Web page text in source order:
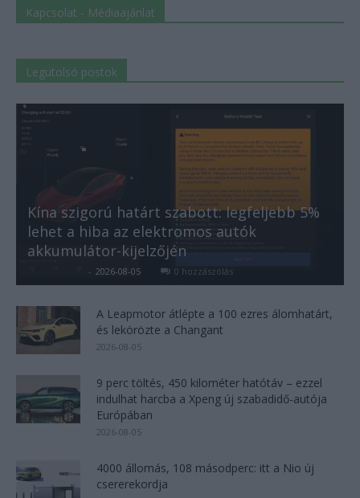
Kapcsolat - Médiaajánlat
Legutolsó postok
Kína szigorú határt szabott: legfeljebb 5%
lehet a hiba az elektromos autók
akkumulátor-kijelzőjén
- 2026-08-05 0 hozzászólás
A Leapmotor átlépte a 100 ezres álomhatárt,
és lekörözte a Changant
2026-08-05
9 perc töltés, 450 kilométer hatótáv – ezzel
indulhat harcba a Xpeng új szabadidő-autója
Európában
2026-08-05
4000 állomás, 108 másodperc: itt a Nio új
csererekordja